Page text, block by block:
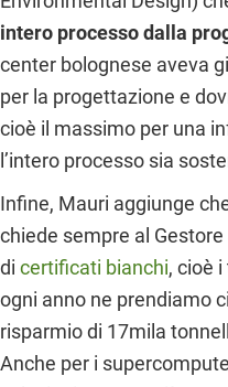
intero processo dalla
center bolognese aveva
per la progettazione e
cioè il massimo per una
l’intero processo sia
Infine, Mauri aggiunge
chiede sempre al
di certificati bianchi, cioè
ogni anno ne prendiamo
risparmio di 17mila
Anche per i